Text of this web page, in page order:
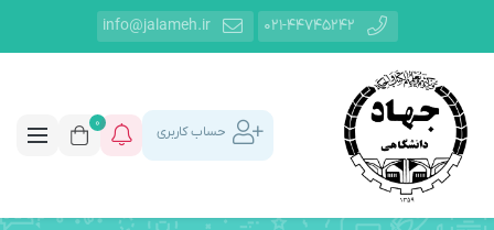
021-44745242
info@jalameh.ir
حساب کاربری
0